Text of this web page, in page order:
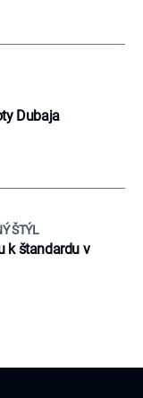
Dubaja
ŠTÝL
k štandardu v